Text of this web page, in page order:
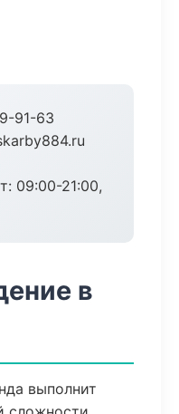
91-63
09:00-21:00,
в
выполнит